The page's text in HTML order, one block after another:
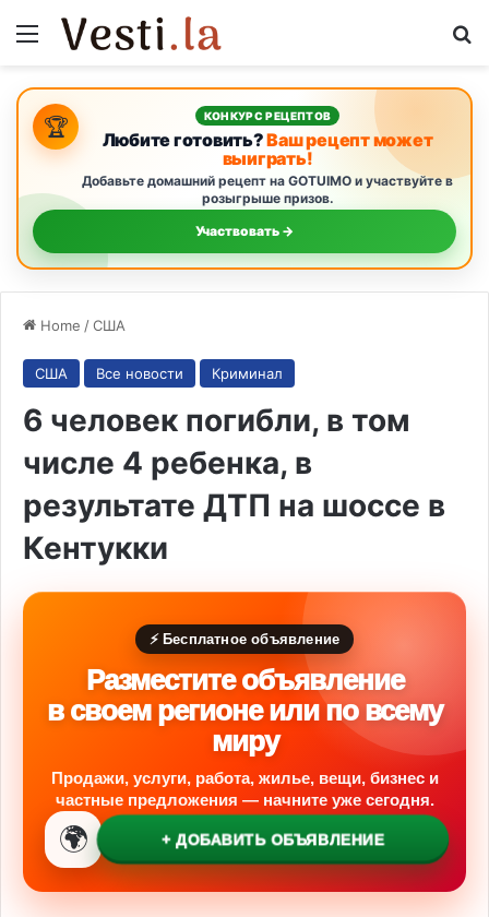
Menu
🏆 КОНКУРС РЕЦЕПТОВ
Любите готовить?Ваш рецепт может
выиграть!
Добавьте домашний рецепт на GOTUIMO и участвуйте в
розыгрыше призов.
Участвовать →
Home /США
США Все новости Криминал
6 человек погибли, в том
числе 4 ребенка, в
результате ДТП на шоссе в
Кентукки
⚡ Бесплатное объявление
Разместите объявление
в своем регионе или по всему
миру
Продажи, услуги, работа, жилье, вещи, бизнес и
частные предложения — начните уже сегодня.
🌍 + ДОБАВИТЬ ОБЪЯВЛЕНИЕ